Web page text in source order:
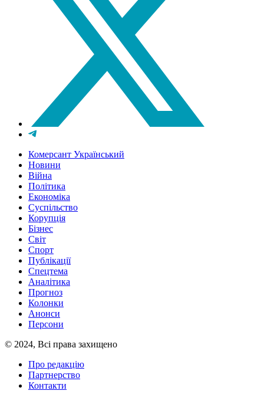
Комерсант Український
Новини
Війна
Політика
Економіка
Суспільство
Корупція
Бізнес
Світ
Спорт
Публікації
Спецтема
Аналітика
Прогноз
Колонки
Анонси
Персони
© 2024, Всі права захищено
Про редакцію
Партнерство
Контакти